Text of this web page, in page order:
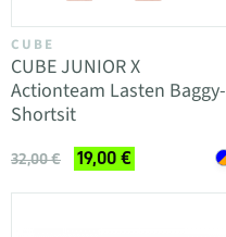
CUBE
CUBE JUNIOR X
Actionteam Lasten Baggy-
Shortsit
32,00 € 19,00 €